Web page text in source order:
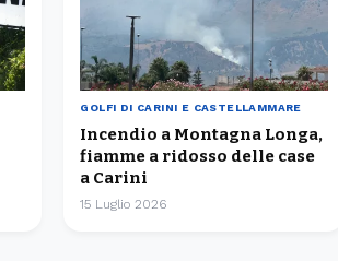
GOLFI DI CARINI E CASTELLAMMARE
Incendio a Montagna Longa,
fiamme a ridosso delle case
a Carini
15 Luglio 2026